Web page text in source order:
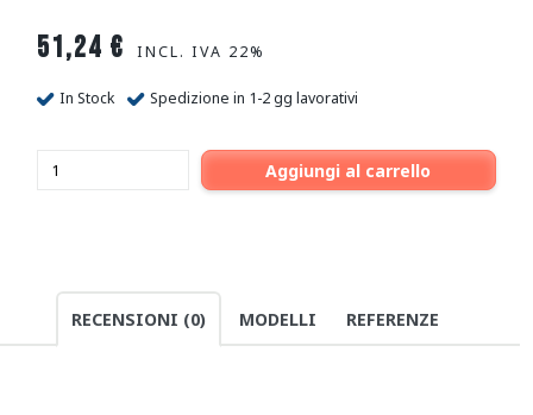
51,24 € INCL. IVA 22%
In Stock Spedizione in 1-2 gg lavorativi
Aggiungi al carrello
RECENSIONI (0) MODELLI REFERENZE